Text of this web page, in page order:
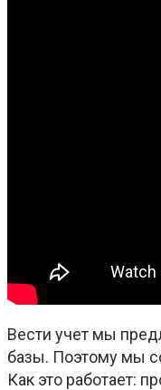
Вести учет мы
базы. Поэтому мы
Как это работает: